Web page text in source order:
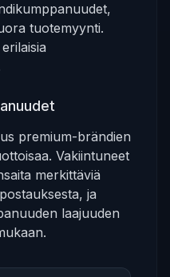
tuotemyynti.
premium-brändien
Vakiintuneet
merkittäviä
ja
laajuuden